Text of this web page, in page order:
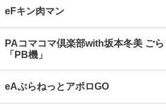
eFキン肉マン
PAコマコマ倶楽部with坂本冬美 ご
「PB機」
eAぷらねっとアポロGO